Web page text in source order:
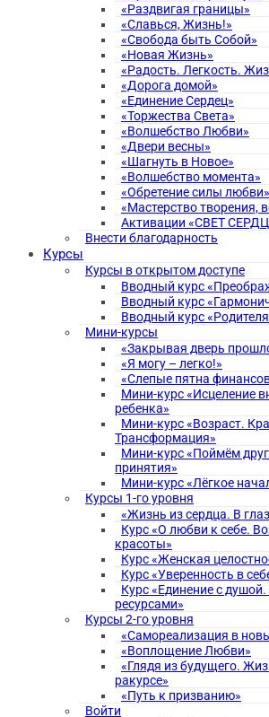
«Раздвигая границы»
«Славься, Жизнь!»
«Свобода быть Собой»
«Новая Жизнь»
«Радость. Легкость.
«Дорога домой»
«Единение Сердец»
«Торжества Света»
«Волшебство Любви»
«Двери весны»
«Шагнуть в Новое»
«Волшебство момента»
«Обретение силы любви»
«Мастерство творения,
Активации «СВЕТ
Внести благодарность
Курсы
Курсы в открытом доступе
Вводный курс
Вводный курс
Вводный курс
Мини-курсы
«Закрывая дверь
«Я могу – легко!»
«Слепые пятна
Мини-курс «Исцеление
ребенка»
Мини-курс «Возраст.
Трансформация»
Мини-курс «Поймём
принятия»
Мини-курс «Лёгкое
Курсы 1-го уровня
«Жизнь из сердца. В
Курс «О любви к себе.
красоты»
Курс «Женская
Курс «Уверенность в
Курс «Единение с
ресурсами»
Курсы 2-го уровня
«Самореализация в
«Воплощение Любви»
«Глядя из будущего.
ракурсе»
«Путь к призванию»
Войти